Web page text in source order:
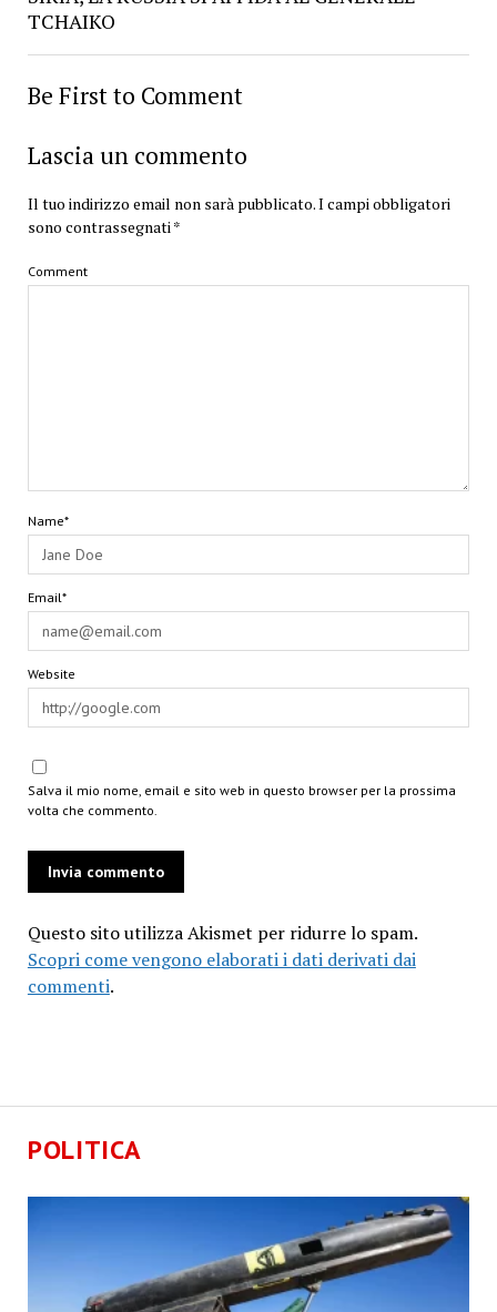
POLITICA
TCHAIKO
Be First to Comment
Lascia un commento
Il tuo indirizzo email non sarà pubblicato.I campi obbligatori
sono contrassegnati *
Comment
Name*
Email*
Website
Salva il mio nome, email e sito web in questo browser per la prossima
volta che commento.
Questo sito utilizza Akismet per ridurre lo spam.
Scopri come vengono elaborati i dati derivati dai
commenti.